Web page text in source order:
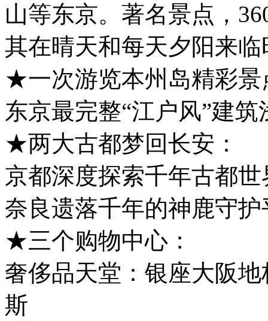
山等东京。著名景点，
其在晴天和每天夕阳来
★一次游览本州岛精彩景
东京最完整“江户风”建筑
★两大古都梦回长安：
京都深度探索千年古都
奈良遗落千年的神鹿守
★三个购物中心：
奢侈品天堂：银座大阪
斯